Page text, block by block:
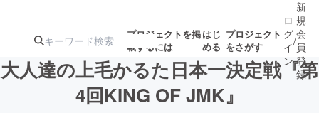
プロジェクトを掲
載するには
はじ
める
プロジェクト
をさがす
ロ
グ
イ
ン
/
新
規
会
員
登
録
大人達の上毛かるた日本一決定戦『第
4回KING OF JMK』